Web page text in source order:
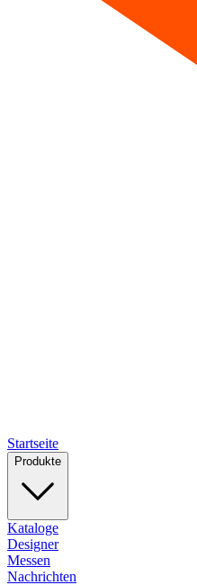
Startseite
Produkte
Kataloge
Designer
Messen
Nachrichten